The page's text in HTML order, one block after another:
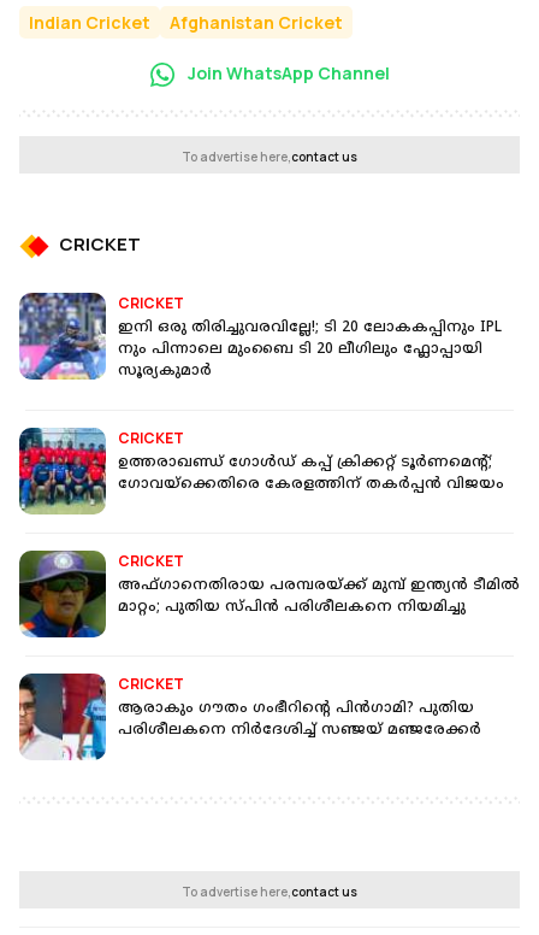
Indian Cricket Afghanistan Cricket
Join WhatsApp Channel
To advertise here, contact us
CRICKET
CRICKET
ഇനി ഒരു തിരിച്ചുവരവില്ലേ!; ടി 20 ലോകകപ്പിനും IPL
നും പിന്നാലെ മുംബൈ ടി 20 ലീഗിലും ഫ്ലോപ്പായി
സൂര്യകുമാർ
CRICKET
ഉത്തരാഖണ്ഡ് ഗോള്‍ഡ് കപ്പ് ക്രിക്കറ്റ് ടൂര്‍ണമെന്റ്;
ഗോവയ്‌ക്കെതിരെ കേരളത്തിന് തകര്‍പ്പന്‍ വിജയം
CRICKET
അഫ്ഗാനെതിരായ പരമ്പരയ്ക്ക് മുമ്പ് ഇന്ത്യൻ ടീമിൽ
മാറ്റം; പുതിയ സ്പിന്‍ പരിശീലകനെ നിയമിച്ചു
CRICKET
ആരാകും ഗൗതം ഗംഭീറിന്റെ പിൻഗാമി? പുതിയ
പരിശീലകനെ നിര്‍ദേശിച്ച് സഞ്ജയ് മഞ്ജരേക്കര്‍
To advertise here, contact us